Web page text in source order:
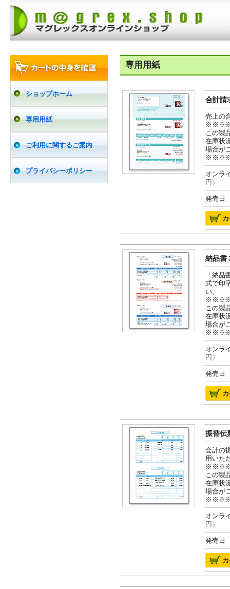
ショップホーム
専用用紙
ご利用に関するご案内
プライバシーポリシー
専用用紙
合計請
売上の
この製
在庫状
場合が
オン
円）
発売日
納品書
「納
式で印
い。
この製
在庫状
場合が
オン
円）
発売日
振替伝
会計の
用いた
この製
在庫状
場合が
オン
円）
発売日